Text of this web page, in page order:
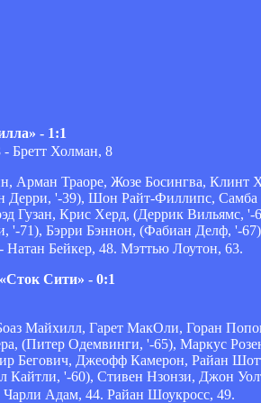
- 1:1
Бретт Холман, 8
Арман Траоре, Жозе Босингва,
'-39), Шон Райт-Филлипс, Самба
Гузан, Крис Херд, (Деррик Вильямс,
'-71), Бэрри Бэннон, (Фабиан Делф, '-
Бейкер, 48. Мэттью Лоутон, 63.
Сити» - 0:1
Майхилл, Гарет МакОли, Горан
(Питер Одемвинги, '-65), Маркус
Бегович, Джеофф Камерон, Райан
Кайтли, '-60), Стивен Нзонзи, Джон
Чарли Адам, 44. Райан Шоукросс, 49.